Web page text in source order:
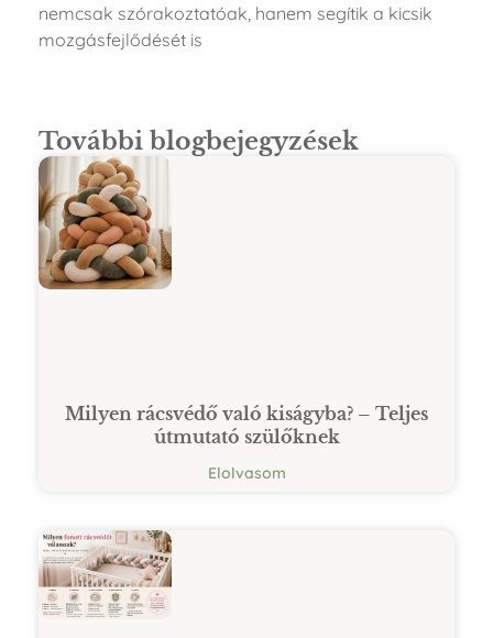
nemcsak szórakoztatóak, hanem segítik a kicsik
mozgásfejlődését is
További blogbejegyzések
Milyen rácsvédő való kiságyba? – Teljes
útmutató szülőknek
Elolvasom